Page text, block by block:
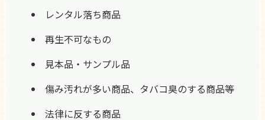
レンタル落ち商品
再生不可なもの
見本品・サンプル品
傷み汚れが多い商品、タバコ臭のする商品等
法律に反する商品